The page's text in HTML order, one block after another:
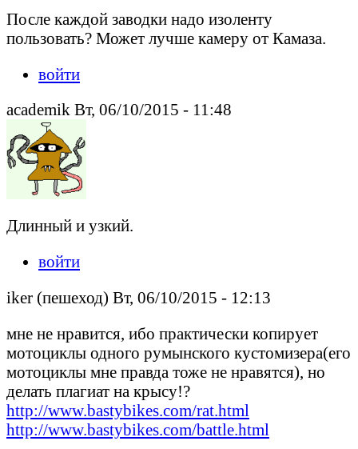
После каждой заводки надо изоленту
пользовать? Может лучше камеру от Камаза.
войти
academik Вт, 06/10/2015 - 11:48
Длинный и узкий.
войти
iker (пешеход) Вт, 06/10/2015 - 12:13
мне не нравится, ибо практически копирует
мотоциклы одного румынского кустомизера(его
мотоциклы мне правда тоже не нравятся), но
делать плагиат на крысу!?
http://www.bastybikes.com/rat.html
http://www.bastybikes.com/battle.html